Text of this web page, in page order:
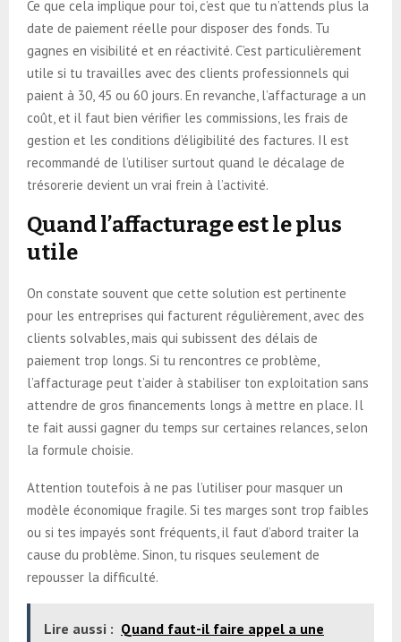
Ce que cela implique pour toi, c’est que tu n’attends plus la
date de paiement réelle pour disposer des fonds. Tu
gagnes en visibilité et en réactivité. C’est particulièrement
utile si tu travailles avec des clients professionnels qui
paient à 30, 45 ou 60 jours. En revanche, l’affacturage a un
coût, et il faut bien vérifier les commissions, les frais de
gestion et les conditions d’éligibilité des factures. Il est
recommandé de l’utiliser surtout quand le décalage de
trésorerie devient un vrai frein à l’activité.
Quand l’affacturage est le plus
utile
On constate souvent que cette solution est pertinente
pour les entreprises qui facturent régulièrement, avec des
clients solvables, mais qui subissent des délais de
paiement trop longs. Si tu rencontres ce problème,
l’affacturage peut t’aider à stabiliser ton exploitation sans
attendre de gros financements longs à mettre en place. Il
te fait aussi gagner du temps sur certaines relances, selon
la formule choisie.
Attention toutefois à ne pas l’utiliser pour masquer un
modèle économique fragile. Si tes marges sont trop faibles
ou si tes impayés sont fréquents, il faut d’abord traiter la
cause du problème. Sinon, tu risques seulement de
repousser la difficulté.
Lire aussi : Quand faut-il faire appel a une